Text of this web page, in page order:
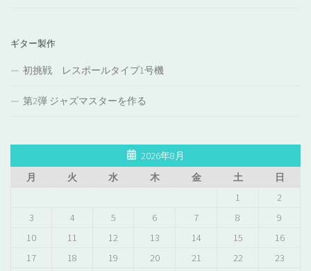
ギター製作
初挑戦 レスポールタイプ1号機
第2弾 ジャズマスターを作る
2026年8月
月
火 水 木 金 土
日
1
2
3
4 5 6 7 8
9
10
11 12 13 14 15
16
17
18 19 20 21 22
23